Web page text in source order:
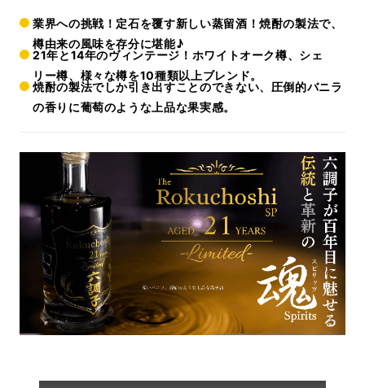
業界への挑戦！定石を覆す新しい蒸留酒！焼酎の製法で、
樽由来の風味を存分に堪能♪
21年と14年のヴィンテージ！ホワイトオーク樽、シェ
リー樽、様々な樽を10種類以上ブレンド。
焼酎の製法でしか引き出すことのできない、圧倒的バニラ
の香りに葡萄のような上品な果実感。